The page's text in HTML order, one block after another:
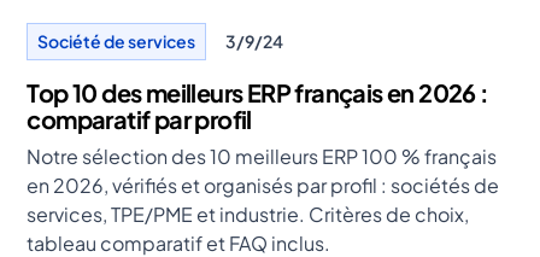
Société de services 3/9/24
Top 10 des meilleurs ERP français en 2026 :
comparatif par profil
Notre sélection des 10 meilleurs ERP 100 % français
en 2026, vérifiés et organisés par profil : sociétés de
services, TPE/PME et industrie. Critères de choix,
tableau comparatif et FAQ inclus.